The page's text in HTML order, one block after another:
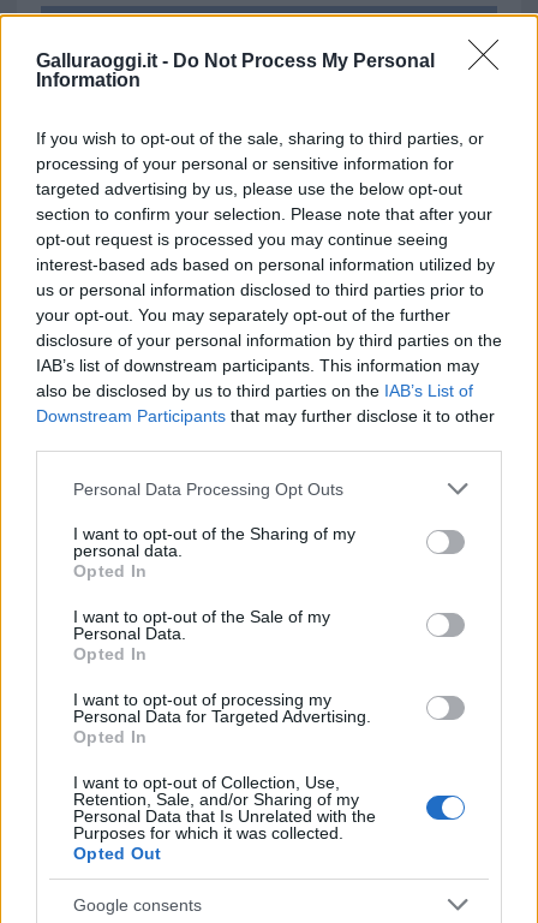
Galluraoggi.it - Do Not Process My Personal
Information
If you wish to opt-out of the sale, sharing to third parties, or
processing of your personal or sensitive information for
targeted advertising by us, please use the below opt-out
section to confirm your selection. Please note that after your
opt-out request is processed you may continue seeing
interest-based ads based on personal information utilized by
us or personal information disclosed to third parties prior to
your opt-out. You may separately opt-out of the further
disclosure of your personal information by third parties on the
IAB’s list of downstream participants. This information may
also be disclosed by us to third parties on the IAB’s List of
Downstream Participants that may further disclose it to other
Please note that this website/app uses one or more Google
not limited to your visit or usage behaviour. You may click to
grant or deny consent to Google and its third-party tags to
use your data for below specified purposes in below Google
consent section.
Personal Data Processing Opt Outs
I want to opt-out of the Sharing of my
personal data.
Opted In
I want to opt-out of the Sale of my
Personal Data.
Opted In
I want to opt-out of processing my
Personal Data for Targeted Advertising.
Opted In
I want to opt-out of Collection, Use,
Retention, Sale, and/or Sharing of my
Personal Data that Is Unrelated with the
Purposes for which it was collected.
Opted Out
Google consents
Entra nel canale telegram di
Inviaci le tue segnalazioni,
i tuoi video e le tue foto
Su WhatsApp al numero +39
345 356 7512
Ricevi le nostre ultime news
Condividi l'articolo
F
a
ce
b
o
o
k
T
w
it
te
r
n
re
st
h
at
s
A
p
h
re
Prossimo articolo
NOTIZIE RECENTI